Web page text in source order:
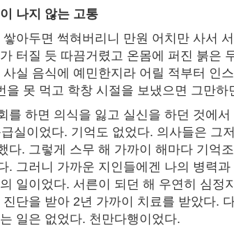
나지 않는 고통
아두면 썩혀버리니 만원 어치만 사서
터질 듯 따끔거렸고 온몸에 퍼진 붉은
실 음식에 예민한지라 어릴 적부터 인
을 못 먹고 학창 시절을 보냈으면 그만하
를 하면 의식을 잃고 실신을 하던 것에
실이었다. 기억도 없었다. 의사들은 그
다. 그렇게 스무 해 가까이 해마다 기억
. 그러니 가까운 지인들에겐 나의 병력
일이었다. 서른이 되던 해 우연히 심정
단을 받아 2년 가까이 치료를 받았다.
일은 없었다. 천만다행이었다.